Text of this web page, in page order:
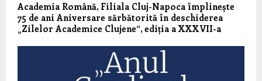
Academia Română, Filiala Cluj-Napoca împlinește
75 de ani Aniversare sărbătorită în deschiderea
„Zilelor Academice Clujene“, ediția a XXXVII-a